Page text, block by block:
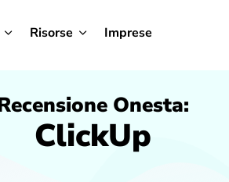
Risorse Imprese
Onesta:
ClickUp